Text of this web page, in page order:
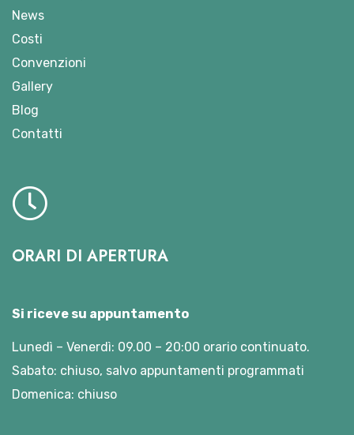
News
Costi
Convenzioni
Gallery
Blog
Contatti
ORARI DI APERTURA
Si riceve su appuntamento
Lunedì – Venerdì: 09.00 – 20:00 orario continuato.
Sabato: chiuso, salvo appuntamenti programmati
Domenica: chiuso